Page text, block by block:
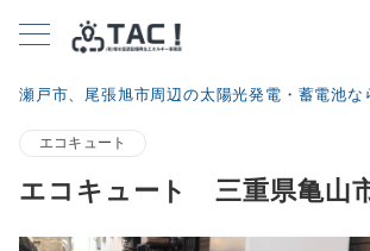
エコキュート
エコキュート 三重県亀山